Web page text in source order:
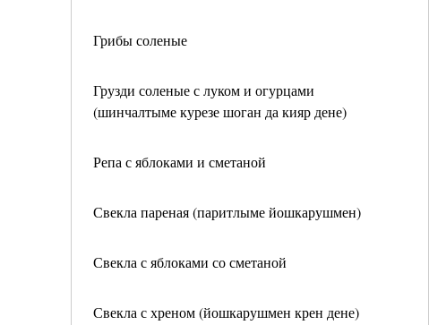
Грибы соленые
Грузди соленые с луком и огурцами
(шинчалтыме курезе шоган да кияр дене)
Репа с яблоками и сметаной
Свекла пареная (паритлыме йошкарушмен)
Свекла с яблоками со сметаной
Свекла с хреном (йошкарушмен крен дене)